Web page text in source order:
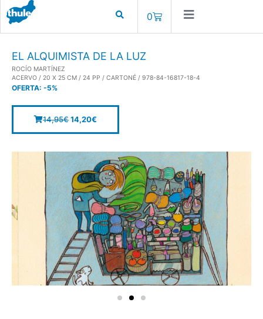
0
EL ALQUIMISTA DE LA LUZ
ROCÍO MARTÍNEZ
ACERVO / 20 X 25 CM / 24 PP / CARTONÉ / 978-84-16817-18-4
OFERTA: -5%
14,95€14,20€